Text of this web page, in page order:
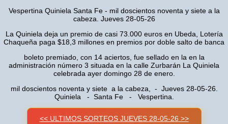
Vespertina Quiniela Santa Fe - mil doscientos noventa y siete a la
cabeza. Jueves 28-05-26
La Quiniela deja un premio de casi 73.000 euros en Ubeda, Lotería
Chaqueña paga $18,3 millones en premios por doble salto de banca
boleto premiado, con 14 aciertos, fue sellado en la en la
administración número 3 situada en la calle Zurbarán La Quiniela
celebrada ayer domingo 28 de enero.
mil doscientos noventa y siete a la cabeza, - Jueves 28-05-26.
Quiniela - Santa Fe - Vespertina.
<< ULTIMOS SORTEOS JUEVES 28-05-26 >>